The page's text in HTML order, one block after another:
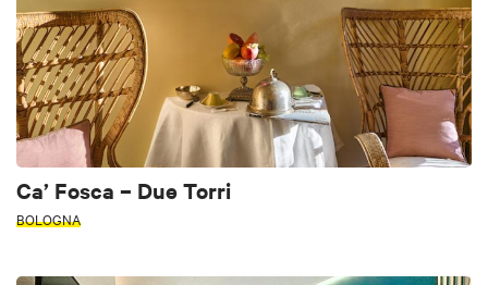
Ca’ Fosca – Due Torri
BOLOGNA